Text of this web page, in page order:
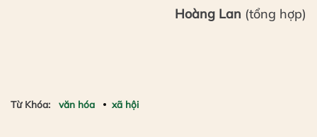
Hoàng Lan (tổng hợp)
Từ Khóa: văn hóa xã hội